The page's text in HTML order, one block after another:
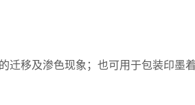
移及渗色现象；也可用于包装印墨